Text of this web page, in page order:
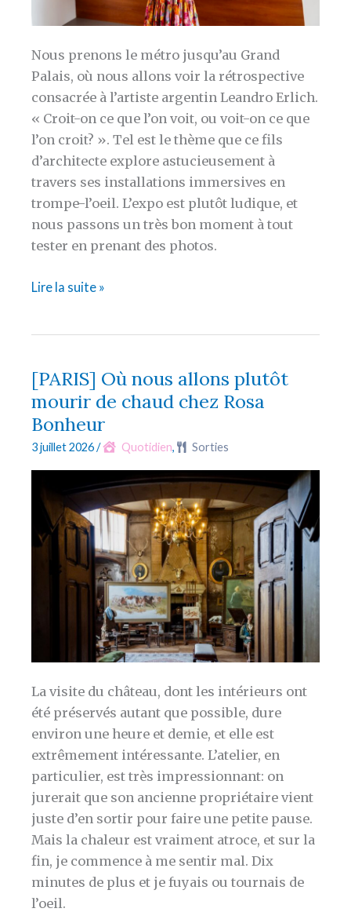
Nous prenons le métro jusqu’au Grand
Palais, où nous allons voir la rétrospective
consacrée à l’artiste argentin Leandro Erlich.
« Croit-on ce que l’on voit, ou voit-on ce que
l’on croit? ». Tel est le thème que ce fils
d’architecte explore astucieusement à
travers ses installations immersives en
trompe-l’oeil. L’expo est plutôt ludique, et
nous passons un très bon moment à tout
tester en prenant des photos.
[PARIS]
sont
bleus
et
surchauffés,
ou
retard
Lire la suite »
[PARIS] Où nous allons plutôt
mourir de chaud chez Rosa
Bonheur
3 juillet 2026/ Quotidien, Sorties
La visite du château, dont les intérieurs ont
été préservés autant que possible, dure
environ une heure et demie, et elle est
extrêmement intéressante. L’atelier, en
particulier, est très impressionnant: on
jurerait que son ancienne propriétaire vient
juste d’en sortir pour faire une petite pause.
Mais la chaleur est vraiment atroce, et sur la
fin, je commence à me sentir mal. Dix
minutes de plus et je fuyais ou tournais de
l’oeil.